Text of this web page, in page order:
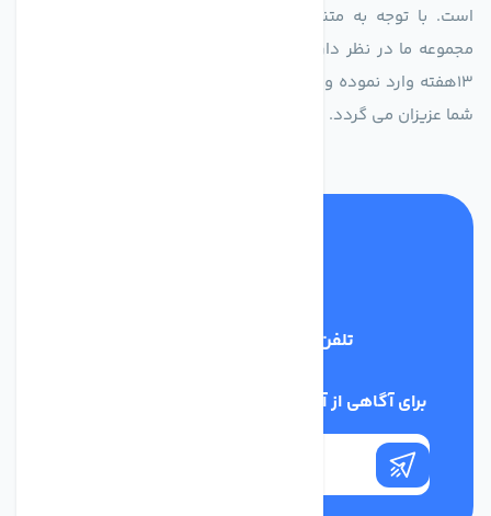
است. با توجه به متنوع بودن فن های تولیدی کمپانی اروپایی
مجموعه ما در نظر دارد کالاهای تخصصی شما عزیزان رو در صرف
13هفته وارد نموده و این عمر باعث صرفه جویی در هزینه و زمان
شما عزیزان می گردد.
تلفن پشتیبانی
برای آگاهی از آخرین اخبار در خبرنامه ما عضو شوید